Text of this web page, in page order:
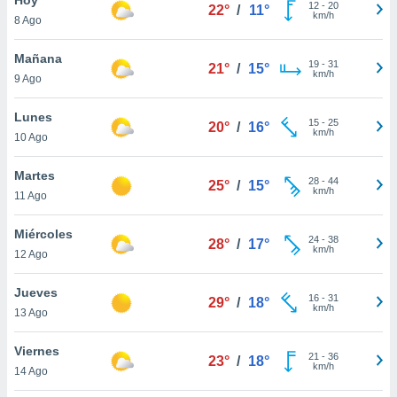
en
más
nuestra
de
cookies
aceptar
8 Ago
22° / 11° 12- 20
km/h
Mañana
9 Ago
21° / 15° 19- 31
km/h
Lunes
10 Ago
20° / 16° 15- 25
km/h
Martes
11 Ago
25° / 15° 28- 44
km/h
Miércoles
12 Ago
28° / 17° 24- 38
km/h
Jueves
13 Ago
29° / 18° 16- 31
km/h
Viernes
14 Ago
23° / 18° 21 - 36
km/h